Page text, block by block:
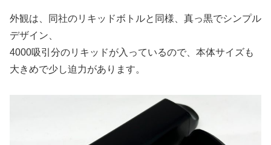
外観は、同社のリキッドボトルと同様、真っ黒でシンプル
デザイン、
4000吸引分のリキッドが入っているので、本体サイズも
大きめで少し迫力があります。